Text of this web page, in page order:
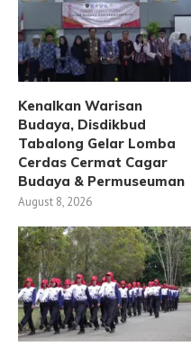
Kenalkan Warisan
Budaya, Disdikbud
Tabalong Gelar Lomba
Cerdas Cermat Cagar
Budaya & Permuseuman
August 8, 2026